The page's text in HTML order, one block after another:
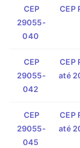
CEP
29055-
040
CEP
CEP
29055-
042
CEP
até
CEP
29055-
045
CEP
até